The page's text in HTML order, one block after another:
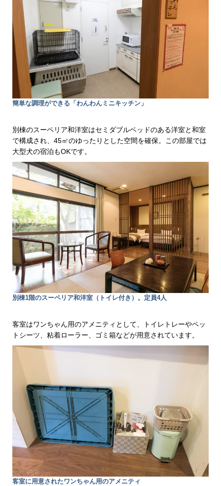
簡単な調理ができる「わんわんミニキッチン」
別棟のスーペリア和洋室はセミダブルベッドのある洋室と和室
で構成され、45㎡のゆったりとした空間を確保。この部屋では
大型犬の宿泊もOKです。
別棟1階のスーペリア和洋室（トイレ付き）。定員4人
客室はワンちゃん用のアメニティとして、トイレトレーやペッ
トシーツ、粘着ローラー、ゴミ箱などが用意されています。
客室に用意されたワンちゃん用のアメニティ